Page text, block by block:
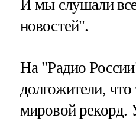
И мы слушали
новостей".
На "Радио
долгожители, что
мировой рекорд.